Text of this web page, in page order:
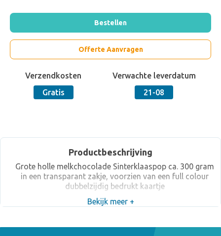
Bestellen
Offerte Aanvragen
Verzendkosten
Gratis
Verwachte leverdatum
21-08
Productbeschrijving
Grote holle melkchocolade Sinterklaaspop ca. 300 gram
in een transparant zakje, voorzien van een full colour
dubbelzijdig bedrukt kaartje
Bekijk meer +